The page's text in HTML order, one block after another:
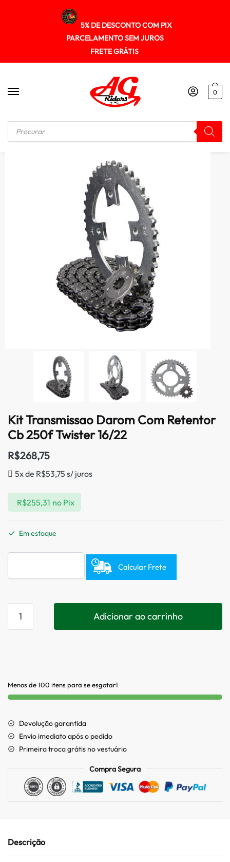
5% DE DESCONTO COM PIX
PARCELAMENTO SEM JUROS
FRETE GRÁTIS
0
Início / KIT RELAÇÃO Kit Transmissao Darom Com Retentor Cb 250f Twister 16/22
Kit Transmissao Darom Com Retentor
Cb 250f Twister 16/22
R$268,75
5x de R$53,75 s/ juros
R$255,31 no Pix
Em estoque
Calcular Frete
Adicionar ao carrinho
Menos de 100 itens para se esgotar1
Devolução garantida
Envio imediato após o pedido
Primeira troca grátis no vestuário
Compra Segura
Descrição